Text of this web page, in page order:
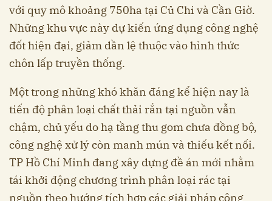
với quy mô khoảng 750ha tại Củ Chi và Cần Giờ.
Những khu vực này dự kiến ứng dụng công nghệ
đốt hiện đại, giảm dần lệ thuộc vào hình thức
chôn lấp truyền thống.
Một trong những khó khăn đáng kể hiện nay là
tiến độ phân loại chất thải rắn tại nguồn vẫn
chậm, chủ yếu do hạ tầng thu gom chưa đồng bộ,
công nghệ xử lý còn manh mún và thiếu kết nối.
TP Hồ Chí Minh đang xây dựng đề án mới nhằm
tái khởi động chương trình phân loại rác tại
nguồn theo hướng tích hợp các giải pháp công